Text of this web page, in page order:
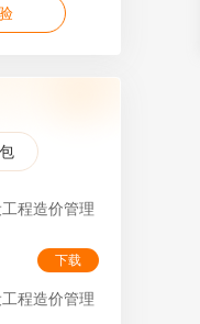
程造价管理
下载
程造价管理